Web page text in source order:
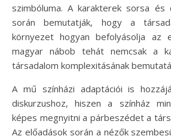
szimbóluma. A karakterek sorsa
során bemutatják, hogy a
környezet hogyan befolyásolja az
magyar nábob tehát nemcsak a
társadalom komplexitásának
A mű színházi adaptációi is
diskurzushoz, hiszen a színház
képes megnyitni a párbeszédet a
Az előadások során a nézők